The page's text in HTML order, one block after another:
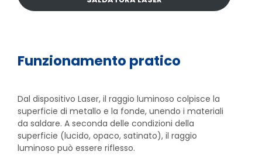
Funzionamento pratico
Dal dispositivo Laser, il raggio luminoso colpisce la
superficie di metallo e la fonde, unendo i materiali
da saldare. A seconda delle condizioni della
superficie (lucido, opaco, satinato), il raggio
luminoso può essere riflesso.